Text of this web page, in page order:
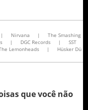
| Nirvana |
The Smashing
| DGC Records |
SST
Lemonheads |
Hüsker Dü
que você não